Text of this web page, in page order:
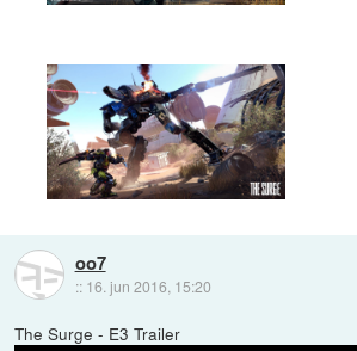
oo7
:: 16. jun 2016, 15:20
The Surge - E3 Trailer